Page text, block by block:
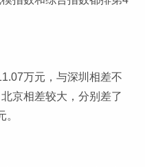
万元，与深圳相差不
京相差较大，分别差了